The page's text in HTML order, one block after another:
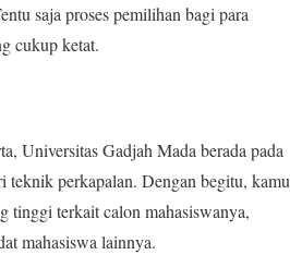
saja proses pemilihan bagi para
cukup ketat.
Universitas Gadjah Mada berada pada
teknik perkapalan. Dengan begitu, kamu
tinggi terkait calon mahasiswanya,
mahasiswa lainnya.